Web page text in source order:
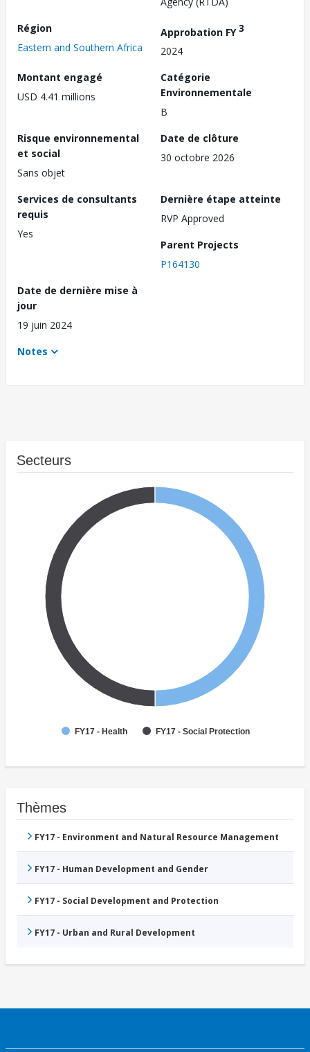
Région
Eastern and Southern Africa
Approbation FY3
2024
Montant engagé
USD 4.41 millions
Catégorie
Environnementale
B
Risque environnemental
et social
Sans objet
Date de clôture
30 octobre 2026
Services de consultants
requis
Yes
Dernière étape atteinte
RVP Approved
Parent Projects
P164130
Date de dernière mise à
jour
19 juin 2024
Notes
Secteurs
FY17 - Health FY17 - Social Protection
Thèmes
FY17 - Environment and Natural Resource Management
FY17 - Human Development and Gender
FY17 - Social Development and Protection
FY17 - Urban and Rural Development